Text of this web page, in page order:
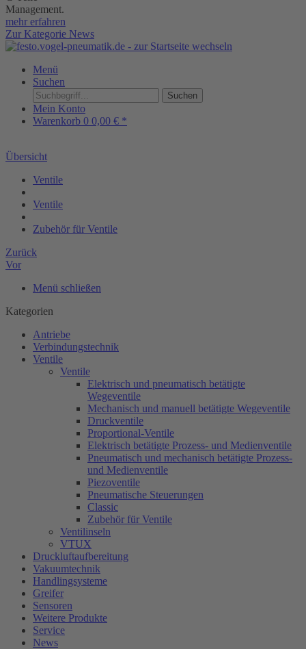
Management.
mehr erfahren
Zur Kategorie News
Menü
Suchen
Suchen
Mein Konto
Warenkorb 0 0,00 € *
Übersicht
Ventile
Ventile
Zubehör für Ventile
Zurück
Vor
Menü schließen
Kategorien
Antriebe
Verbindungstechnik
Ventile
Ventile
Elektrisch und pneumatisch betätigte
Wegeventile
Mechanisch und manuell betätigte Wegeventile
Druckventile
Proportional-Ventile
Elektrisch betätigte Prozess- und Medienventile
Pneumatisch und mechanisch betätigte Prozess-
und Medienventile
Piezoventile
Pneumatische Steuerungen
Classic
Zubehör für Ventile
Ventilinseln
VTUX
Druckluftaufbereitung
Vakuumtechnik
Handlingsysteme
Greifer
Sensoren
Weitere Produkte
Service
News